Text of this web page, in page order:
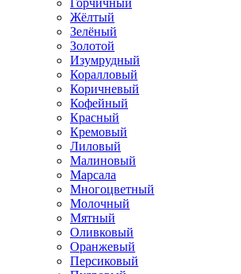
Жёлтый
Зелёный
Золотой
Изумрудный
Коралловый
Коричневый
Кофейный
Красный
Кремовый
Лиловый
Малиновый
Марсала
Многоцветный
Молочный
Мятный
Оливковый
Оранжевый
Персиковый